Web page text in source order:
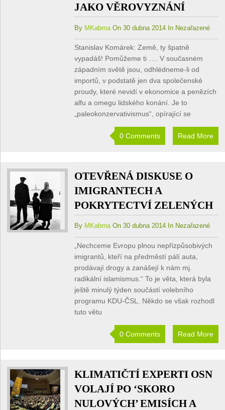
JAKO VĚROVYZNÁNÍ
By MKabrnaOn 30 dubna 2014 In Nezařazené
Stanislav Komárek: Země, ty špatně
vypadáš! Pomůžeme ti …. V současném
západním světě jsou, odhlédneme-li od
importů, v podstatě jen dva společenské
proudy, které nevidí v ekonomice a penězích
alfu a omegu lidského konání. Je to
„paleokonzervativismus“, opírající se
0 Comments Read More
OTEVŘENÁ DISKUSE O
IMIGRANTECH A
POKRYTECTVÍ ZELENÝCH
By MKabrnaOn 30 dubna 2014 In Nezařazené
„Nechceme Evropu plnou nepřizpůsobivých
imigrantů, kteří na předměstí pálí auta,
prodávají drogy a zanášejí k nám mj.
radikální islamismus.“ To je věta, která byla
ještě minulý týden součástí volebního
programu KDU-ČSL. Někdo se však rozhodl
tuto větu
0 Comments Read More
KLIMATIČTÍ EXPERTI OSN
VOLAJÍ PO ‘SKORO
NULOVÝCH’ EMISÍCH A